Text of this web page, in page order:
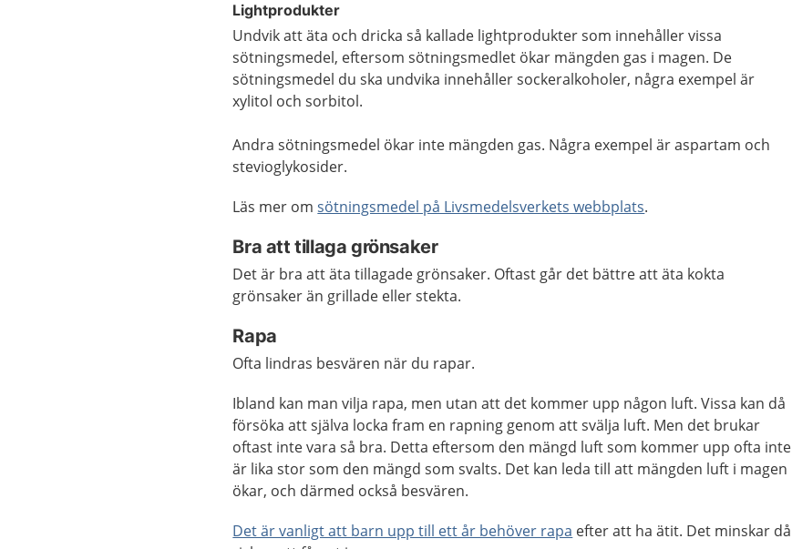
Lightprodukter
Undvik att äta och dricka så kallade lightprodukter som innehåller vissa
sötningsmedel, eftersom sötningsmedlet ökar mängden gas i magen. De
sötningsmedel du ska undvika innehåller sockeralkoholer, några exempel är
xylitol och sorbitol.
Andra sötningsmedel ökar inte mängden gas. Några exempel är aspartam och
stevioglykosider.
Läs mer omsötningsmedel på Livsmedelsverkets webbplats.
Bra att tillaga grönsaker
Det är bra att äta tillagade grönsaker. Oftast går det bättre att äta kokta
grönsaker än grillade eller stekta.
Rapa
Ofta lindras besvären när du rapar.
Ibland kan man vilja rapa, men utan att det kommer upp någon luft. Vissa kan då
försöka att själva locka fram en rapning genom att svälja luft. Men det brukar
oftast inte vara så bra. Detta eftersom den mängd luft som kommer upp ofta inte
är lika stor som den mängd som svalts. Det kan leda till att mängden luft i magen
ökar, och därmed också besvären.
Det är vanligt att barn upp till ett år behöver rapa efter att ha ätit. Det minskar då